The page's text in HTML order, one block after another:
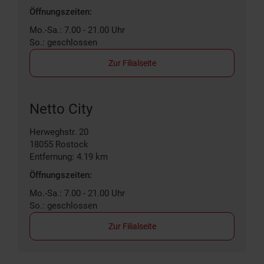
Öffnungszeiten:
Mo.-Sa.: 7.00 - 21.00 Uhr
So.: geschlossen
Zur Filialseite
Netto City
Herweghstr. 20
18055 Rostock
Entfernung: 4.19 km
Öffnungszeiten:
Mo.-Sa.: 7.00 - 21.00 Uhr
So.: geschlossen
Zur Filialseite